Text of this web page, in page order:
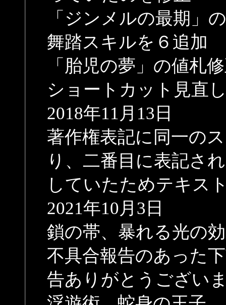
「ジンメルの最期」
舞踏スキルを６追加
「胎児の夢」の値札
ショートカット見直
2018年11月13日
著作権表記に同一の
り、二番目に表記さ
していたためテキス
2021年10月3日
鎖の帯、暴れる光の
不具合報告のあった
告ありがとうござい